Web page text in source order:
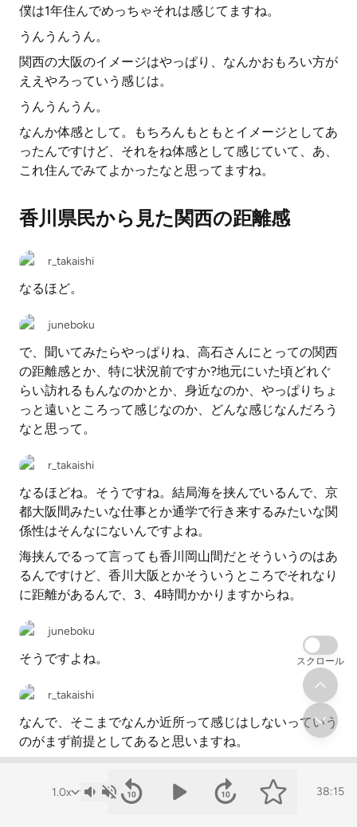
僕は1年住んでめっちゃそれは感じてますね。
うんうんうん。
関西の大阪のイメージはやっぱり、なんかおもろい方が
ええやろっていう感じは。
うんうんうん。
なんか体感として。もちろんもともとイメージとしてあ
ったんですけど、それをね体感として感じていて、あ、
これ住んでみてよかったなと思ってますね。
香川県民から見た関西の距離感
r_takaishi
なるほど。
juneboku
で、聞いてみたらやっぱりね、高石さんにとっての関西
の距離感とか、特に状況前ですか?地元にいた頃どれぐ
らい訪れるもんなのかとか、身近なのか、やっぱりちょ
っと遠いところって感じなのか、どんな感じなんだろう
なと思って。
r_takaishi
なるほどね。そうですね。結局海を挟んでいるんで、京
都大阪間みたいな仕事とか通学で行き来するみたいな関
係性はそんなにないんですよね。
海挟んでるって言っても香川岡山間だとそういうのはあ
るんですけど、香川大阪とかそういうところでそれなり
に距離があるんで、3、4時間かかりますからね。
juneboku
そうですよね。
r_takaishi
なんで、そこまでなんか近所って感じはしないっていう
のがまず前提としてあると思いますね。
特に高校生ぐらいまでだと、あんまり一人で行けるよう
38:15
スクロール